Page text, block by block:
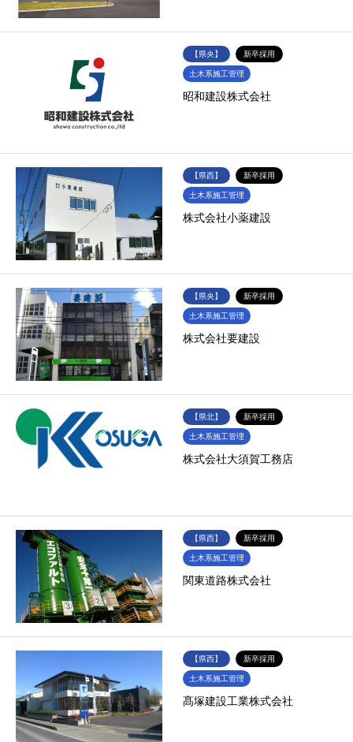
【県央】 新卒採用
土木系施工管理
昭和建設株式会社
【県西】 新卒採用
土木系施工管理
株式会社小薬建設
【県央】 新卒採用
土木系施工管理
株式会社要建設
【県北】 新卒採用
土木系施工管理
株式会社大須賀工務店
【県西】 新卒採用
土木系施工管理
関東道路株式会社
【県西】 新卒採用
土木系施工管理
髙塚建設工業株式会社